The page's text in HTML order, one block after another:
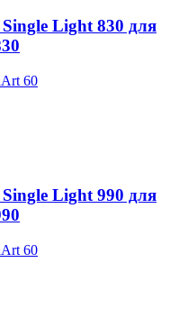
Light 830 для
Light 990 для